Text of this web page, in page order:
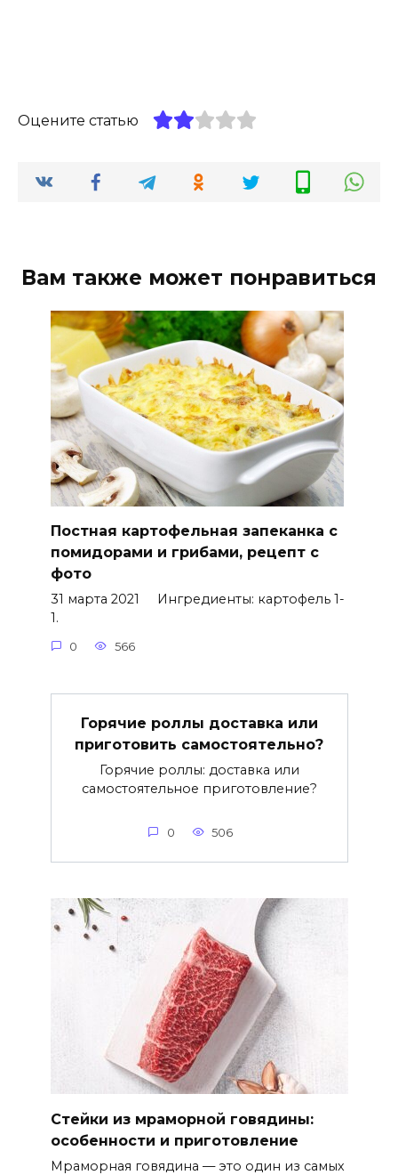
Оцените статью
Вам также может понравиться
Постная картофельная запеканка с
помидорами и грибами, рецепт с
фото
31 марта 2021 Ингредиенты: картофель 1-
1.
0 566
Горячие роллы доставка или
приготовить самостоятельно?
Горячие роллы: доставка или
самостоятельное приготовление?
0 506
Стейки из мраморной говядины:
особенности и приготовление
Мраморная говядина — это один из самых